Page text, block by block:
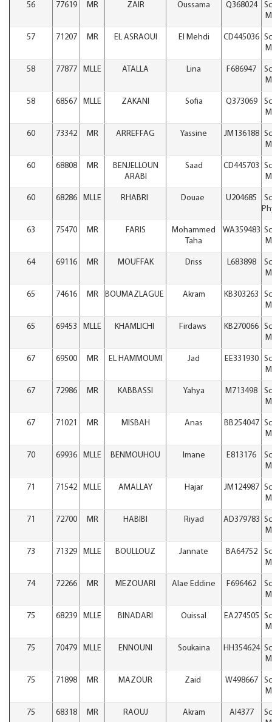
56 77619 MR ZAIR Oussama Q368024
57 71207 MR EL ASRAOUI El Mehdi CD445036
58 77877 MLLE ATALLA Lina F686947
58 68567 MLLE ZAKANI Sofia Q373069
60 73342 MR ARREFFAG Yassine JM136188
60 68808 MR
BENJELLOUN
ARABI
Saad CD445703
60 68286 MLLE RHABRI Douae U204685
63 75470 MR FARIS
Mohammed
Taha
WA359483
64 69116 MR MOUFFAK Driss L683898
65 74616 MR BOUMAZLAGUE Akram KB303263
65 69453 MLLE KHAMLICHI Firdaws KB270066
67 69500 MR EL HAMMOUMI Jad EE331930
67 72986 MR KABBASSI Yahya M713498
67 71021 MR MISBAH Anas BB254047
70 69936 MLLE BENMOUHOU Imane E813176
71 71542 MLLE AMALLAY Hajar JM124987
71 72700 MR HABIBI Riyad AD379783
73 71329 MLLE BOULLOUZ Jannate BA64752
74 72266 MR MEZOUARI Alae Eddine F696462
75 68239 MLLE BINADARI Ouissal EA274505
75 70479 MLLE ENNOUNI Soukaina HH354624
75 71898 MR MAZOUR Zaid W498667
75 68318 MR RAOUJ Akram AI4377